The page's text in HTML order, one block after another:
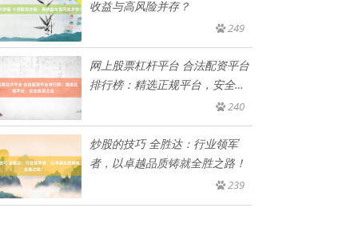
收益与高风险并存？
249
网上股票杠杆平台 合法配资平台
排行榜：精选正规平台，安全投
240
炒股的技巧 全胜达：行业领军
者，以卓越品质铸就全胜之路！
239